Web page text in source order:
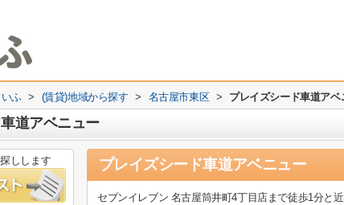
ふ > (賃貸)地域から探す > 名古屋市東区 > プレイズシード車道アベ
道アベニュー
プレイズシード車道アベニュー
セブンイレブン 名古屋筒井町4丁目店まで徒歩1分と
しします